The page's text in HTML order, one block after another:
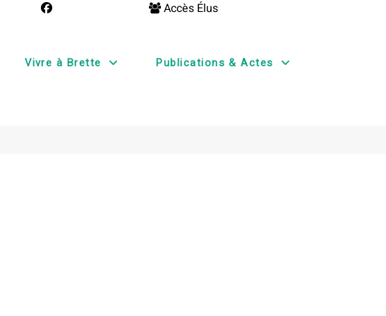
Accès Élus
Vivre à Brette Publications & Actes